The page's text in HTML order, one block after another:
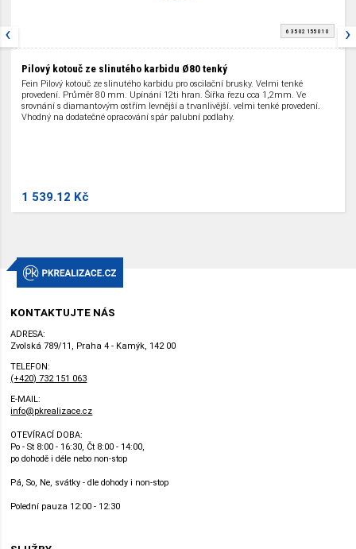
6 35 02 155 01 0
Pilový kotouč ze slinutého karbidu Ø80 tenký
Fein Pilový kotouč ze slinutého karbidu pro oscilační brusky. Velmi tenké
provedení. Průměr 80 mm. Upínání 12ti hran. Šířka řezu cca 1,2mm. Ve
srovnání s diamantovým ostřím levnější a trvanlivější. velmi tenké provedení.
Vhodný na dodatečné opracování spár palubní podlahy.
1 539.12 Kč
‹ ›
KONTAKTUJTE NÁS
ADRESA:
Zvolská 789/11, Praha 4 - Kamýk, 142 00
TELEFON:
(+420) 732 151 063
E-MAIL:
info@pkrealizace.cz
OTEVÍRACÍ DOBA:
Po - St 8:00 - 16:30, Čt 8:00 - 14:00,
po dohodě i déle nebo non-stop
Pá, So, Ne, svátky - dle dohody i non-stop
Polední pauza 12:00 - 12:30